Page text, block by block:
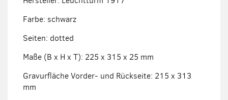
Farbe: schwarz
Seiten: dotted
Maße (B x H x T): 225 x 315 x 25 mm
Gravurfläche Vorder- und Rückseite: 215 x 313
mm